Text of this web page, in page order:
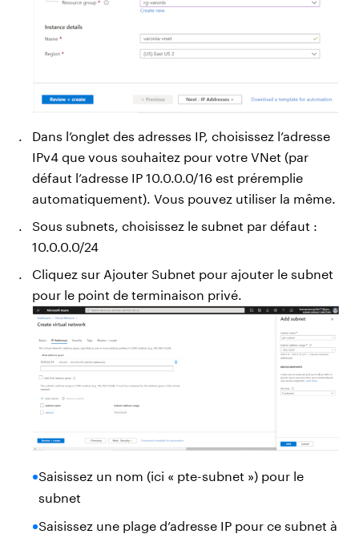
Dans l’onglet des adresses IP, choisissez l’adresse
IPv4 que vous souhaitez pour votre VNet (par
défaut l’adresse IP 10.0.0.0/16 est préremplie
automatiquement). Vous pouvez utiliser la même.
Sous subnets, choisissez le subnet par défaut :
10.0.0.0/24
Cliquez sur Ajouter Subnet pour ajouter le subnet
pour le point de terminaison privé.
Saisissez un nom (ici « pte-subnet ») pour le
subnet
Saisissez une plage d’adresse IP pour ce subnet à